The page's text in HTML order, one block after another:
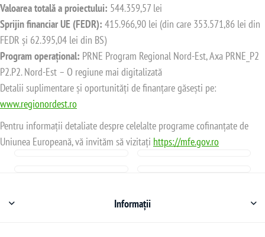
Valoarea totală a proiectului: 544.359,57 lei
Sprijin financiar UE (FEDR): 415.966,90 lei (din care 353.571,86 lei din
FEDR și 62.395,04 lei din BS)
Program operațional: PRNE Program Regional Nord-Est, Axa PRNE_P2
P2.P2. Nord-Est – O regiune mai digitalizată
Detalii suplimentare și oportunități de finanțare găsești pe:
www.regionordest.ro
Pentru informații detaliate despre celelalte programe cofinanțate de
Uniunea Europeană, vă invităm să vizitați https://mfe.gov.ro
Informații